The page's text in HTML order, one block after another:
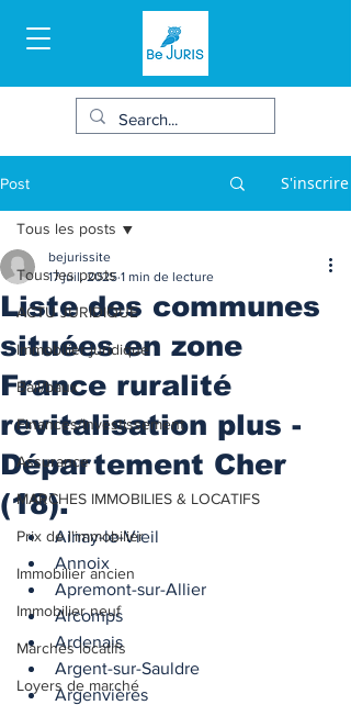
Post S'inscrire
Tous les posts
ACTU JURIDIQUE
Immobilier juridique
Bail/baux
Finances/Investissement
Assurance
MARCHES IMMOBILIES & LOCATIFS
Prix de l'immobilier
Immobilier ancien
Immobilier neuf
Marchés locatifs
Loyers de marché
Tous les posts
Liste des communes
situées en zone
France ruralité
revitalisation plus -
Département Cher
(18).
bejurissite
17 juil. 2025 1 min de lecture
Ainay-le-Vieil
Annoix
Apremont-sur-Allier
Arcomps
Ardenais
Argent-sur-Sauldre
Argenvières